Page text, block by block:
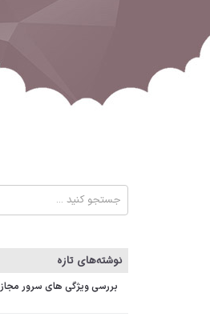
نوشته‌های تازه
بررسی ویژگی‌ های سرور